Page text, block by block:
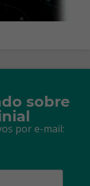
sobre
por e-mail: